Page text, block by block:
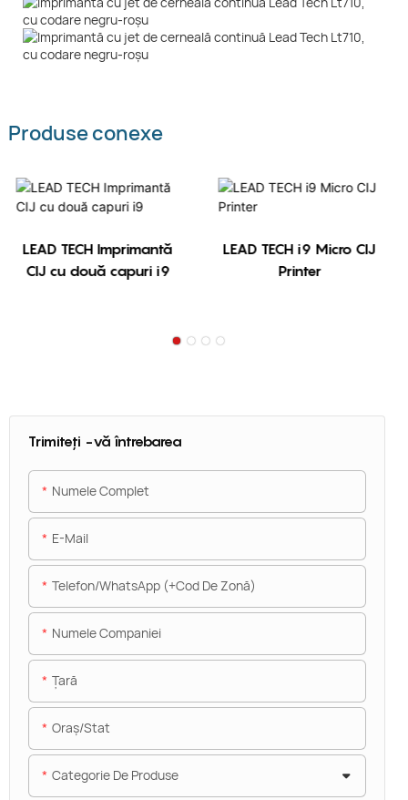
Produse conexe
LEAD TECH Imprimantă
CIJ cu două capuri i9
LEAD TECH i9 Micro CIJ
Printer
Trimiteți -vă întrebarea
Numele Complet
E-Mail
Telefon/WhatsApp (+Cod De Zonă)
Numele Companiei
Ţară
Oraș/stat
Categorie De Produse